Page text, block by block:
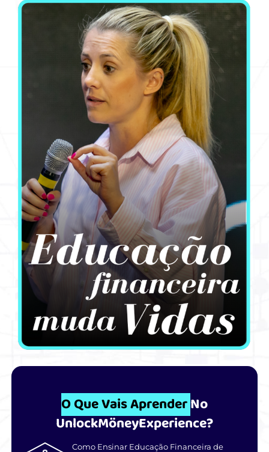
O Que Vais AprenderNo
UnlockMöneyExperience?
Como Ensinar Educação Financeira de